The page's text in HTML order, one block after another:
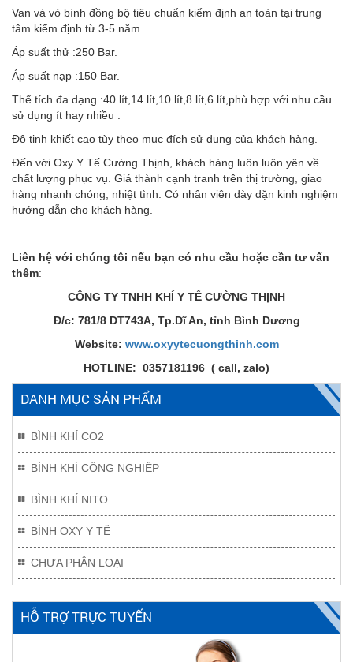
Van và vỏ bình đồng bộ tiêu chuẩn kiểm định an toàn tại trung
tâm kiểm định từ 3-5 năm.
Áp suất thử :250 Bar.
Áp suất nạp :150 Bar.
Thể tích đa dạng :40 lít,14 lít,10 lít,8 lít,6 lít,phù hợp với nhu cầu
sử dụng ít hay nhiều .
Độ tinh khiết cao tùy theo mục đích sử dụng của khách hàng.
Đến với Oxy Y Tế Cường Thịnh, khách hàng luôn luôn yên về
chất lượng phục vụ. Giá thành cạnh tranh trên thị trường, giao
hàng nhanh chóng, nhiệt tình. Có nhân viên dày dặn kinh nghiệm
hướng dẫn cho khách hàng.
Liên hệ với chúng tôi nếu bạn có nhu cầu hoặc cần tư vấn
thêm:
CÔNG TY TNHH KHÍ Y TẾ CƯỜNG THỊNH
Đ/c: 781/8 DT743A, Tp.Dĩ An, tỉnh Bình Dương
Website: www.oxyytecuongthinh.com
HOTLINE: 0357181196 ( call, zalo)
DANH MỤC SẢN PHẨM
BÌNH KHÍ CO2
BÌNH KHÍ CÔNG NGHIỆP
BÌNH KHÍ NITO
BÌNH OXY Y TẾ
CHƯA PHÂN LOẠI
HỖ TRỢ TRỰC TUYẾN